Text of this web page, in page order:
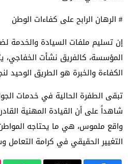
​# الرهان الرابح على كفاءات الوطن
​إن تسليم ملفات السيادة والخدمة
المؤسسة، كالفريق نشأت الخفاجي،
الكفاءة والخبرة هو الطريق
​تبقى الطفرة الحالية في خدمات
شاهداً على أن القيادة المهنية
واقع ملموس، هي ما يحتاجه
التغيير الحقيقي في كرامة التعامل